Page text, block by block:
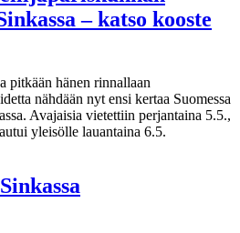
– katso kooste
pitkään hänen rinnallaan
nähdään nyt ensi kertaa Suomessa
Avajaisia vietettiin perjantaina 5.5.,
yleisölle lauantaina 6.5.